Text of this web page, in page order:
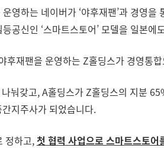
영하는 네이버가 ‘야후재팬’과 경영
공신인 ‘스마트스토어’ 모델을 일본
재팬을 운영하는 Z홀딩스가 경영통
눠갖고, A홀딩스가 Z홀딩스의 지분
지주사가 되었습니다.
정하고, 첫 협력 사업으로 스마트스토어